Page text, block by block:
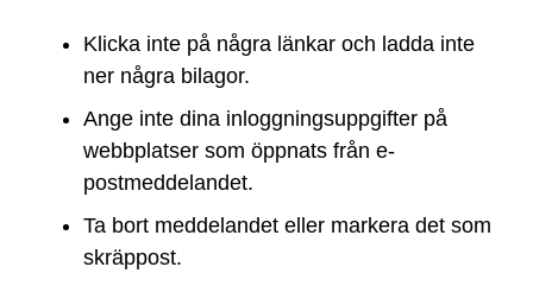
Klicka inte på några länkar och ladda inte
ner några bilagor.
Ange inte dina inloggningsuppgifter på
webbplatser som öppnats från e-
postmeddelandet.
Ta bort meddelandet eller markera det som
skräppost.